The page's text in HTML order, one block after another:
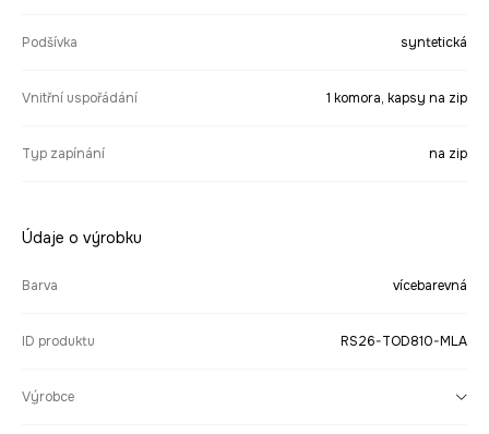
Podšívka syntetická
Vnitřní uspořádání 1 komora, kapsy na zip
Typ zapínání na zip
Údaje o výrobku
Barva vícebarevná
ID produktu RS26-TOD810-MLA
Výrobce